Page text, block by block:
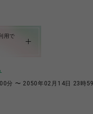
用で
分 〜 2050年02月14日 23時